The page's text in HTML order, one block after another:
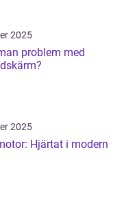
2025
problem med
2025
Hjärtat i modern